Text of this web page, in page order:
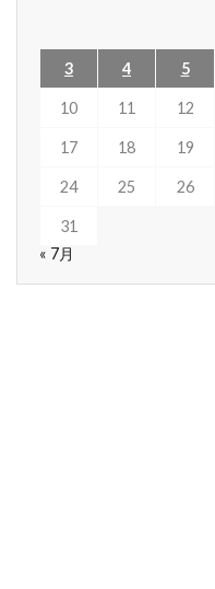
3 4 5
10 11 12
17 18 19
24 25 26
31
« 7月